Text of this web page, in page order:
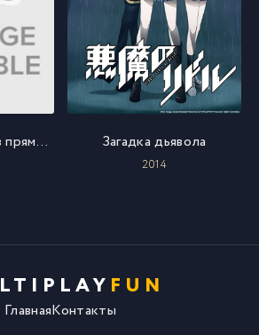
«WIXOSS»: Дива в прямом эфире Загадка дьявола
2014
FUN
ГлавнаяКонтакты